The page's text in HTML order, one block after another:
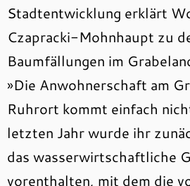
Stadtentwicklung erklärt
Czapracki-Mohnhaupt zu
Baumfällungen im
»Die Anwohnerschaft am
Ruhrort kommt einfach
letzten Jahr wurde ihr
das wasserwirtschaftliche
vorenthalten, mit dem die